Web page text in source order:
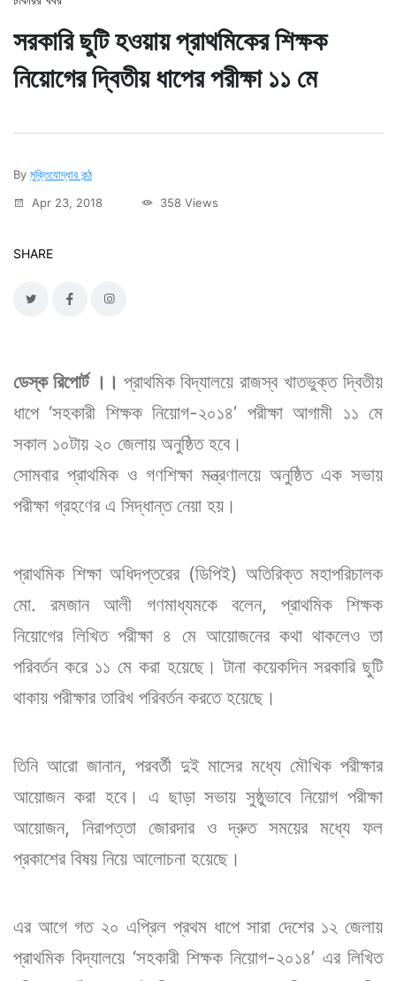
সরকারি ছুটি হওয়ায় প্রাথমিকের শিক্ষক
নিয়োগের দ্বিতীয় ধাপের পরীক্ষা ১১ মে
By মুক্তিযোদ্ধার কন্ঠ
Apr 23, 2018
358 Views
SHARE
ডেস্ক রিপোর্ট ।। প্রাথমিক বিদ্যালয়ে রাজস্ব খাতভুক্ত দ্বিতীয়
ধাপে ‘সহকারী শিক্ষক নিয়োগ-২০১৪’ পরীক্ষা আগামী ১১ মে
সকাল ১০টায় ২০ জেলায় অনুষ্ঠিত হবে।
সোমবার প্রাথমিক ও গণশিক্ষা মন্ত্রণালয়ে অনুষ্ঠিত এক সভায়
পরীক্ষা গ্রহণের এ সিদ্ধান্ত নেয়া হয়।
প্রাথমিক শিক্ষা অধিদপ্তরের (ডিপিই) অতিরিক্ত মহাপরিচালক
মো. রমজান আলী গণমাধ্যমকে বলেন, প্রাথমিক শিক্ষক
নিয়োগের লিখিত পরীক্ষা ৪ মে আয়োজনের কথা থাকলেও তা
পরিবর্তন করে ১১ মে করা হয়েছে। টানা কয়েকদিন সরকারি ছুটি
থাকায় পরীক্ষার তারিখ পরিবর্তন করতে হয়েছে।
তিনি আরো জানান, পরবর্তী দুই মাসের মধ্যে মৌখিক পরীক্ষার
আয়োজন করা হবে। এ ছাড়া সভায় সুষ্ঠুভাবে নিয়োগ পরীক্ষা
আয়োজন, নিরাপত্তা জোরদার ও দ্রুত সময়ের মধ্যে ফল
প্রকাশের বিষয় নিয়ে আলোচনা হয়েছে।
এর আগে গত ২০ এপ্রিল প্রথম ধাপে সারা দেশের ১২ জেলায়
প্রাথমিক বিদ্যালয়ে ‘সহকারী শিক্ষক নিয়োগ-২০১৪’ এর লিখিত